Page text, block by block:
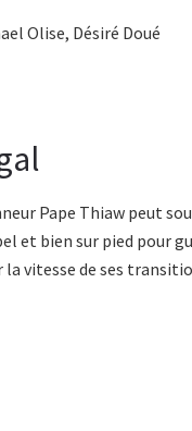
Olise, Désiré Doué
Pape Thiaw peut
et bien sur pied pour
la vitesse de ses